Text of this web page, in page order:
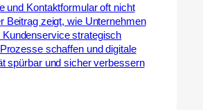
und Kontaktformular oft nicht
Beitrag zeigt, wie Unternehmen
strategisch
schaffen und digitale
spürbar und sicher verbessern